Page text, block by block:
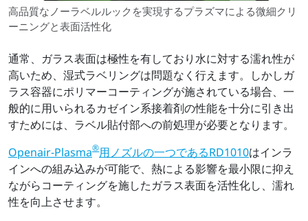
高品質なノーラベルルックを実現するプラズマによる微細クリ
ーニングと表面活性化
通常、ガラス表面は極性を有しており水に対する濡れ性が
高いため、湿式ラベリングは問題なく行えます。しかしガ
ラス容器にポリマーコーティングが施されている場合、一
般的に用いられるカゼイン系接着剤の性能を十分に引き出
すためには、ラベル貼付部への前処理が必要となります。
Openair-Plasma®用ノズルの一つであるRD1010はインラ
インへの組み込みが可能で、熱による影響を最小限に抑え
ながらコーティングを施したガラス表面を活性化し、濡れ
性を向上させます。